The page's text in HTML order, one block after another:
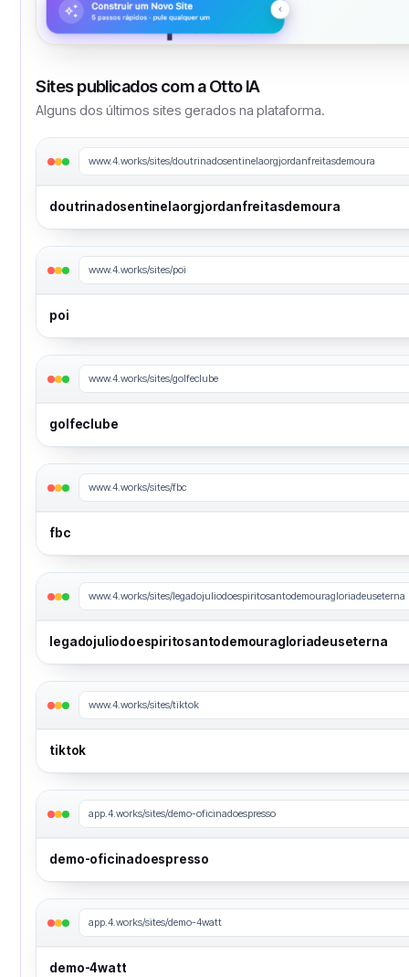
Sites publicados com a Otto IA
Alguns dos últimos sites gerados na plataforma.
www.4.works/sites/doutrinadosentinelaorgjordanfreitasdemoura
doutrinadosentinelaorgjordanfreitasdemoura
www.4.works/sites/poi
poi
www.4.works/sites/golfeclube
golfeclube
www.4.works/sites/fbc
fbc
www.4.works/sites/legadojuliodoespiritosantodemouragloriadeuseterna
legadojuliodoespiritosantodemouragloriadeuseterna
www.4.works/sites/tiktok
tiktok
app.4.works/sites/demo-oficinadoespresso
demo-oficinadoespresso
app.4.works/sites/demo-4watt
demo-4watt